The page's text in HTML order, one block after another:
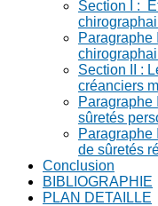
Section I :
Paragraphe
Section II :
créanciers
Paragraphe
sûretés
Paragraphe
de sûretés
Conclusion
BIBLIOGRAPHIE
PLAN DETAILLE